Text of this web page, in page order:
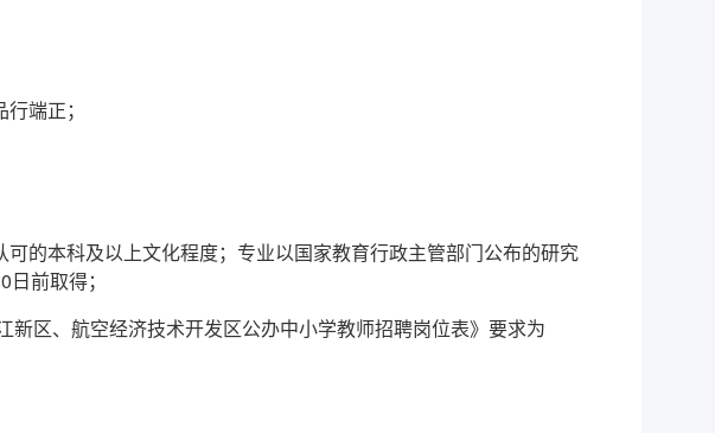
端正；
的本科及以上文化程度；专业以国家教育行政主管部门公布的研究
前取得；
区、航空经济技术开发区公办中小学教师招聘岗位表》要求为